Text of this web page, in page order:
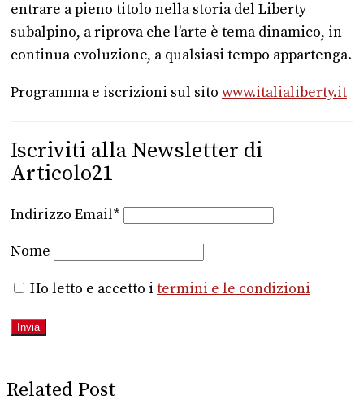
entrare a pieno titolo nella storia del Liberty
subalpino, a riprova che l’arte è tema dinamico, in
continua evoluzione, a qualsiasi tempo appartenga.
Programma e iscrizioni sul sito www.italialiberty.it
Iscriviti alla Newsletter di
Articolo21
Indirizzo Email*
Nome
Ho letto e accetto i termini e le condizioni
Related Post